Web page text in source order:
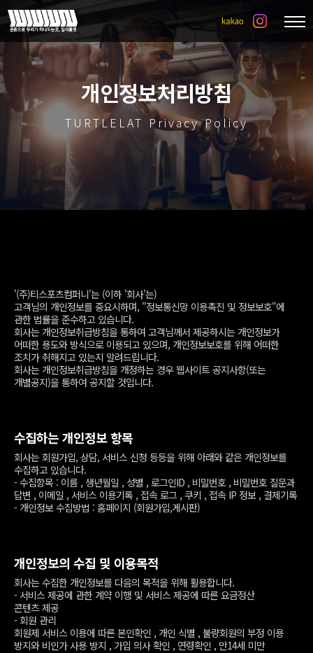
개인정보처리방침
TURTLELAT Privacy Policy
'(주)티스포츠컴퍼니'는 (이하 '회사'는)
고객님의 개인정보를 중요시하며, "정보통신망 이용촉진 및 정보보호"에
관한 법률을 준수하고 있습니다.
회사는 개인정보취급방침을 통하여 고객님께서 제공하시는 개인정보가
어떠한 용도와 방식으로 이용되고 있으며, 개인정보보호를 위해 어떠한
조치가 취해지고 있는지 알려드립니다.
회사는 개인정보취급방침을 개정하는 경우 웹사이트 공지사항(또는
개별공지)을 통하여 공지할 것입니다.
수집하는 개인정보 항목
회사는 회원가입, 상담, 서비스 신청 등등을 위해 아래와 같은 개인정보를
수집하고 있습니다.
- 수집항목 : 이름 , 생년월일 , 성별 , 로그인ID , 비밀번호 , 비밀번호 질문과
답변 , 이메일 , 서비스 이용기록 , 접속 로그 , 쿠키 , 접속 IP 정보 , 결제기록
- 개인정보 수집방법 : 홈페이지 (회원가입,게시판)
개인정보의 수집 및 이용목적
회사는 수집한 개인정보를 다음의 목적을 위해 활용합니다.
- 서비스 제공에 관한 계약 이행 및 서비스 제공에 따른 요금정산
콘텐츠 제공
- 회원 관리
회원제 서비스 이용에 따른 본인확인 , 개인 식별 , 불량회원의 부정 이용
방지와 비인가 사용 방지 , 가입 의사 확인 , 연령확인 , 만14세 미만